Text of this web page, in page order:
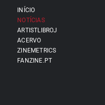
INÍCIO
NOTÍCIAS
ARTISTLIBROJ
ACERVO
ZINEMETRICS
FANZINE.PT